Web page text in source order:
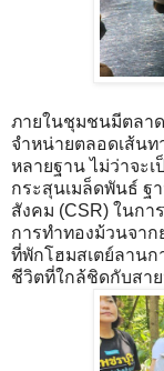
ภายในชุมชนมีตลา
จำหน่ายตลอดเส้นท
หลายฐาน ไม่ว่าจะ
กระสุนเมล็ดพันธ์ ฐ
สังคม (CSR) ในก
การทำทองม้วนจา
ที่พักโฮมสเตย์ลานก
ชีวิตที่ใกล้ชิดกับสา